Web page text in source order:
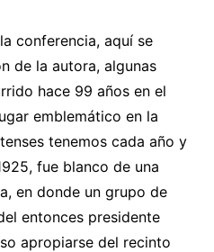
conferencia, aquí se
de la autora, algunas
hace 99 años en el
emblemático en la
tenemos cada año y
fue blanco de una
en donde un grupo de
entonces presidente
apropiarse del recinto